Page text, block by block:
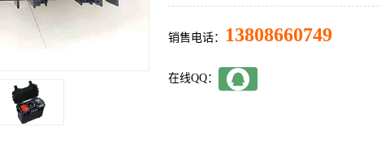
销售电话： 13808660749
在线QQ：